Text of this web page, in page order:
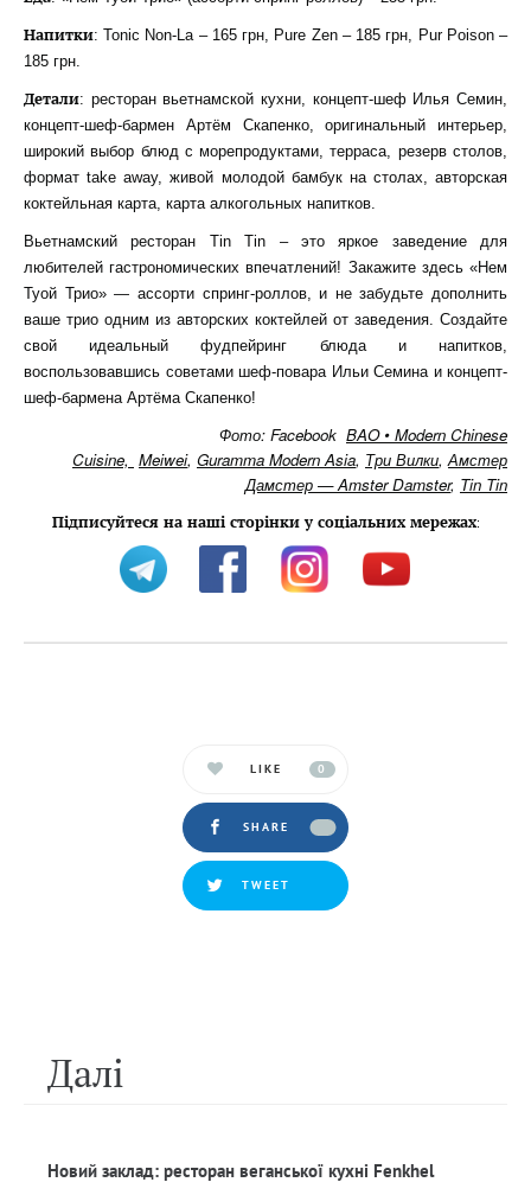
Напитки: Tonic Non-La – 165 грн, Pure Zen – 185 грн, Pur Poison –
185 грн.
Детали: ресторан вьетнамской кухни, концепт-шеф Илья Семин,
концепт-шеф-бармен Артём Скапенко, оригинальный интерьер,
широкий выбор блюд с морепродуктами, терраса, резерв столов,
формат take away, живой молодой бамбук на столах, авторская
коктейльная карта, карта алкогольных напитков.
Вьетнамский ресторан Tin Tin – это яркое заведение для
любителей гастрономических впечатлений! Закажите здесь «Нем
Туой Трио» — ассорти спринг-роллов, и не забудьте дополнить
ваше трио одним из авторских коктейлей от заведения. Создайте
свой идеальный фудпейринг блюда и напитков,
воспользовавшись советами шеф-повара Ильи Семина и концепт-
шеф-бармена Артёма Скапенко!
Фото: Facebook BAO • Modern Chinese
Cuisine, Meiwei, Guramma Modern Asia, Три Вилки,Амстер
Дамстер — Amster Damster, Tin Tin
Підписуйтеся на наші сторінки у соціальних мережах:
LIKE 0
SHARE
TWEET
Далi
Новий заклад: ресторан веганської кухні Fenkhel